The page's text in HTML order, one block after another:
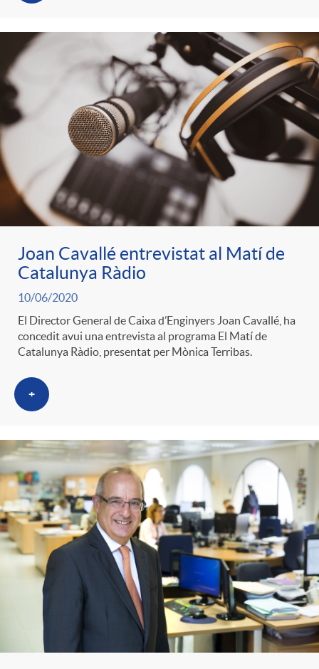
Joan Cavallé entrevistat al Matí de
Catalunya Ràdio
10/06/2020
El Director General de Caixa d’Enginyers Joan Cavallé, ha
concedit avui una entrevista al programa El Matí de
Catalunya Ràdio, presentat per Mònica Terribas.
+